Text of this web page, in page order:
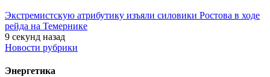
Экстремистскую атрибутику изъяли силовики Ростова в ходе
рейда на Темернике
9 секунд назад
Новости рубрики
Энергетика